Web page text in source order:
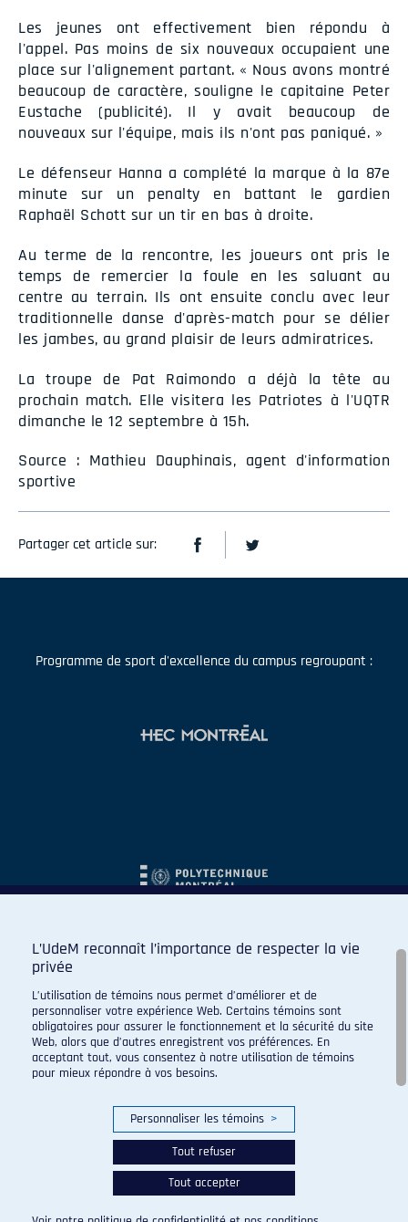
Les jeunes ont effectivement bien répondu à
l'appel. Pas moins de six nouveaux occupaient une
place sur l'alignement partant. « Nous avons montré
beaucoup de caractère, souligne le capitaine Peter
Eustache (publicité). Il y avait beaucoup de
nouveaux sur l'équipe, mais ils n'ont pas paniqué. »
Le défenseur Hanna a complété la marque à la 87e
minute sur un penalty en battant le gardien
Raphaël Schott sur un tir en bas à droite.
Au terme de la rencontre, les joueurs ont pris le
temps de remercier la foule en les saluant au
centre au terrain. Ils ont ensuite conclu avec leur
traditionnelle danse d'après-match pour se délier
les jambes, au grand plaisir de leurs admiratrices.
La troupe de Pat Raimondo a déjà la tête au
prochain match. Elle visitera les Patriotes à l'UQTR
dimanche le 12 septembre à 15h.
Source : Mathieu Dauphinais, agent d'information
sportive
Partager cet article sur:
Programme de sport d'excellence du campus regroupant :
© 2026 Carabins de l'Université de Montréal. Tous droits
réservés.
L’UdeM reconnaît l’importance de respecter la vie
privée
L’utilisation de témoins nous permet d’améliorer et de
personnaliser votre expérience Web. Certains témoins sont
obligatoires pour assurer le fonctionnement et la sécurité du site
Web, alors que d’autres enregistrent vos préférences. En
acceptant tout, vous consentez à notre utilisation de témoins
pour mieux répondre à vos besoins.
Personnaliser les témoins >
Tout refuser
Tout accepter